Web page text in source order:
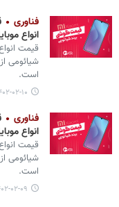
فناوری
انواع موبایل
قیمت
شیائومی
است.
۱۴۰۲-۰۲-۱۰
فناوری
انواع موبایل
قیمت
شیائومی
است.
۱۴۰۲-۰۲-۰۹